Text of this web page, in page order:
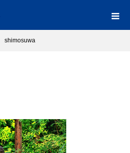
shimosuwa